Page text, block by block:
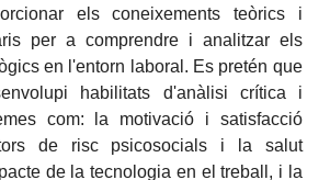
els coneixements teòrics i
per a comprendre i analitzar els
en l'entorn laboral. Es pretén que
habilitats d'anàlisi crítica i
com: la motivació i satisfacció
de risc psicosocials i la salut
de la tecnologia en el treball, i la